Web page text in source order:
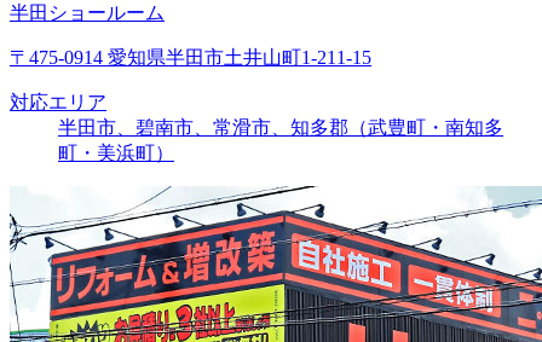
半田ショールーム
〒475-0914 愛知県半田市土井山町1-211-15
対応エリア
半田市、碧南市、常滑市、知多郡（武豊町・南知多
町・美浜町）